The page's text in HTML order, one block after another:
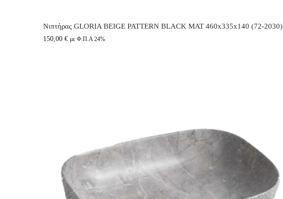
Νιπτήρας GLORIA BEIGE PATTERN BLACK MAT 460x335x140 (72-2030)
150,00 € με Φ.Π.Α 24%